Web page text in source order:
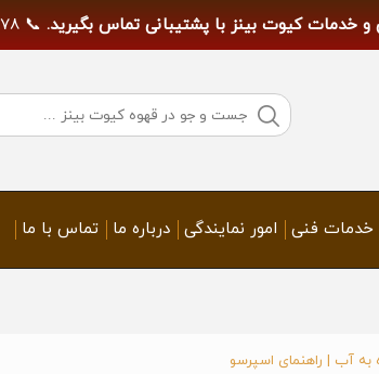
و خدمات کیوت بینز با پشتیبانی تماس بگیرید. 📞 09398163978
خدمات فنی امور نمایندگی درباره ما تماس با ما
آب | راهنمای اسپرسو